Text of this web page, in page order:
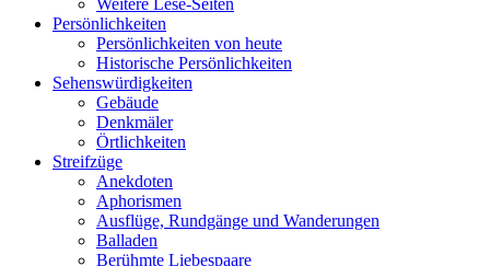
Persönlichkeiten
Persönlichkeiten von heute
Historische Persönlichkeiten
Sehenswürdigkeiten
Gebäude
Denkmäler
Örtlichkeiten
Streifzüge
Anekdoten
Aphorismen
Ausflüge, Rundgänge und Wanderungen
Balladen
Berühmte Liebespaare